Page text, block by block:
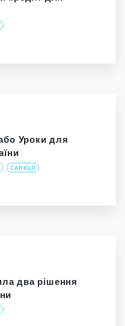
Уроки для
САНКЦІЇ
два рішення